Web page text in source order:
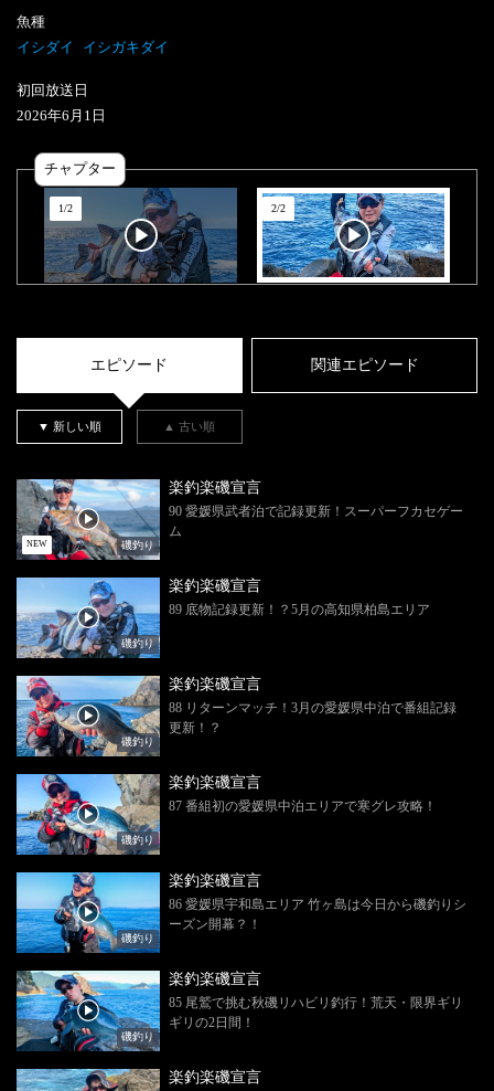
魚種
イシダイ
イシガキダイ
初回放送日
2026年6 月 1 日
チャプター
1/2 2/2
エピソード 関連エピソード
▼ 新しい順 ▲ 古い順
NEW 磯釣り
楽釣楽磯宣言
90 愛媛県武者泊で記録更新！スーパーフカセゲー
ム
磯釣り
楽釣楽磯宣言
89 底物記録更新！？5月の高知県柏島エリア
磯釣り
楽釣楽磯宣言
88 リターンマッチ！3月の愛媛県中泊で番組記録
更新！？
磯釣り
楽釣楽磯宣言
87 番組初の愛媛県中泊エリアで寒グレ攻略！
磯釣り
楽釣楽磯宣言
86 愛媛県宇和島エリア 竹ヶ島は今日から磯釣りシ
ーズン開幕？！
磯釣り
楽釣楽磯宣言
85 尾鷲で挑む秋磯リハビリ釣行！荒天・限界ギリ
ギリの2日間！
楽釣楽磯宣言